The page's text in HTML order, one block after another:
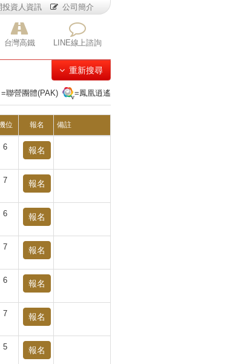
台灣高鐵 LINE線上諮詢
投資人資訊 公司簡介
重新搜尋
=聯營團體(PAK) =鳳凰逍遙
位 報名 備註
6 報名
7 報名
6 報名
7 報名
6 報名
7 報名
5 報名